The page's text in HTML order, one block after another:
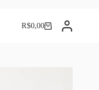
Carrinho
R$0,00